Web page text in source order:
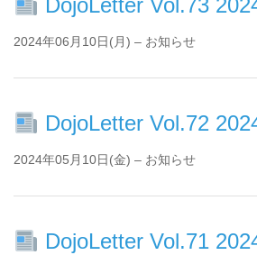
DojoLetter Vol.73
2024年06月10日(月) – お知らせ
DojoLetter Vol.72
2024年05月10日(金) – お知らせ
DojoLetter Vol.71